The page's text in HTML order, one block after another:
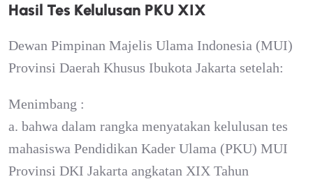
Hasil Tes Kelulusan PKU XIX
Dewan Pimpinan Majelis Ulama Indonesia (MUI)
Provinsi Daerah Khusus Ibukota Jakarta setelah:
Menimbang :
a. bahwa dalam rangka menyatakan kelulusan tes
mahasiswa Pendidikan Kader Ulama (PKU) MUI
Provinsi DKI Jakarta angkatan XIX Tahun